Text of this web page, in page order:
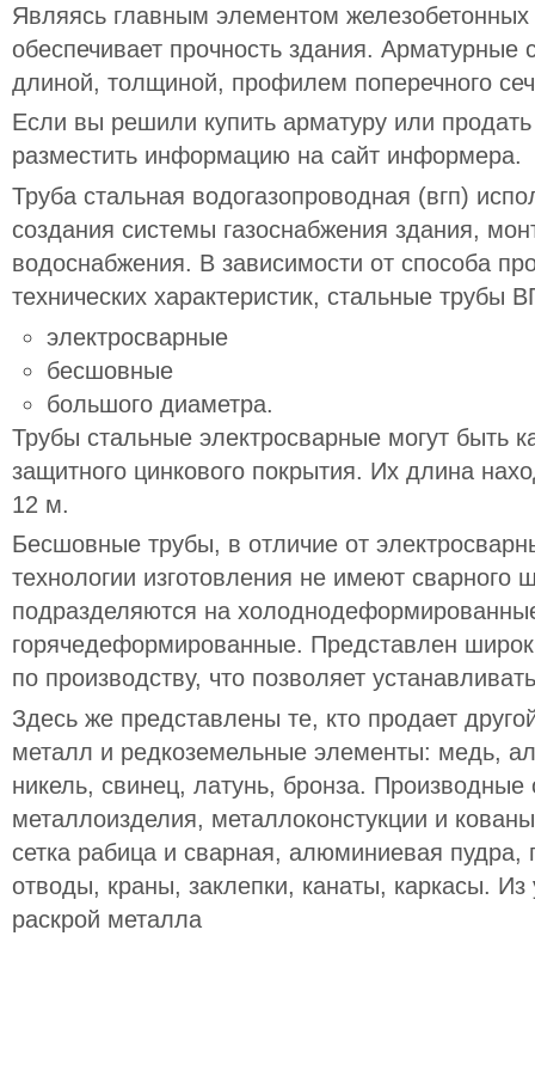
Являясь главным элементом железобетонных
обеспечивает прочность здания. Арматурные
длиной, толщиной, профилем поперечного
Если вы решили купить арматуру или
разместить информацию на сайт информера.
Труба стальная водогазопроводная (вгп)
создания системы газоснабжения здания,
водоснабжения. В зависимости от способа
технических характеристик, стальные трубы
электросварные
бесшовные
большого диаметра.
Трубы стальные электросварные могут быть
защитного цинкового покрытия. Их длина
12 м.
Бесшовные трубы, в отличие от
технологии изготовления не имеют
подразделяются на
горячедеформированные. Представлен
по производству, что позволяет
Здесь же представлены те, кто продает
металл и редкоземельные элементы: медь,
никель, свинец, латунь, бронза. Производные
металлоизделия, металлоконстукции и
сетка рабица и сварная, алюминиевая
отводы, краны, заклепки, канаты, каркасы. Из
раскрой металла